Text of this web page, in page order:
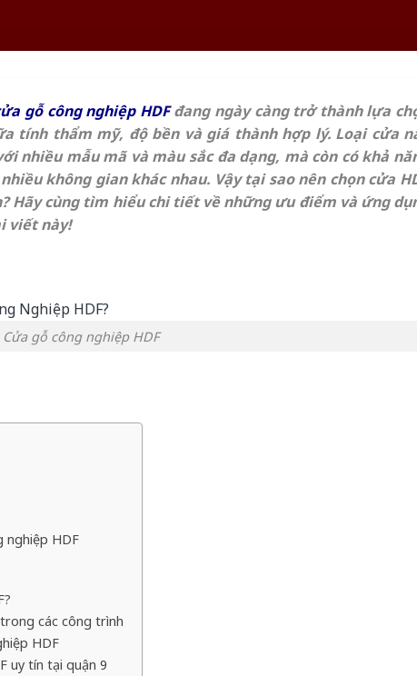
gỗ công nghiệp HDFđang ngày càng trở thành lựa
tính thẩm mỹ, độ bền và giá thành hợp lý. Loại cửa
nhiều mẫu mã và màu sắc đa dạng, mà còn có khả
không gian khác nhau. Vậy tại sao nên chọn cửa
Hãy cùng tìm hiểu chi tiết về những ưu điểm và ứng
viết này!
Cửa gỗ công nghiệp HDF
nghiệp HDF
các công trình
HDF
uy tín tại quận 9